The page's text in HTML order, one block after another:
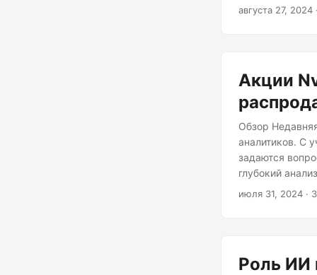
стартапов в
августа 27, 2024
Акции
Обзор
аналитиков. С
задаются
глубокий
динамика
июля 31, 2024 ·
Роль ИИ